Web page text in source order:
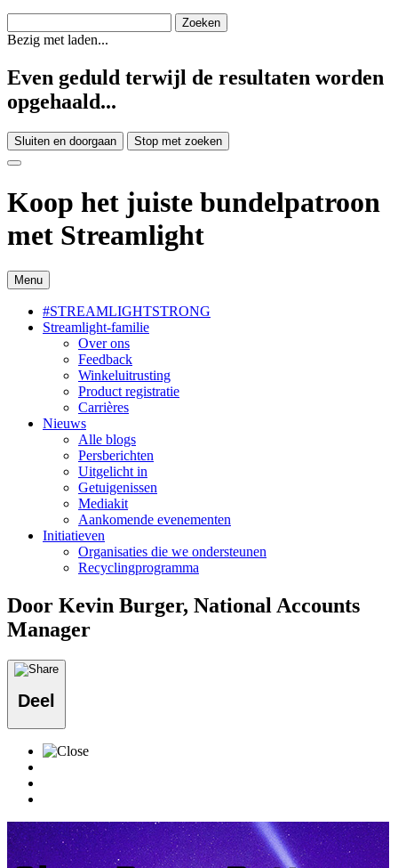
Bezig met laden...
Even geduld terwijl de resultaten worden
opgehaald...
Sluiten en doorgaan Stop met zoeken
Koop het juiste bundelpatroon
met Streamlight
Menu
#STREAMLIGHTSTRONG
Streamlight-familie
Over ons
Feedback
Winkeluitrusting
Product registratie
Carrières
Nieuws
Alle blogs
Persberichten
Uitgelicht in
Getuigenissen
Mediakit
Aankomende evenementen
Initiatieven
Organisaties die we ondersteunen
Recyclingprogramma
Door Kevin Burger, National Accounts
Manager
Deel